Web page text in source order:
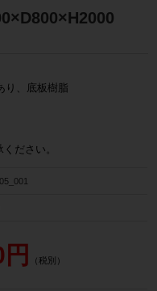
り、底板樹脂
ださい。
（税別）